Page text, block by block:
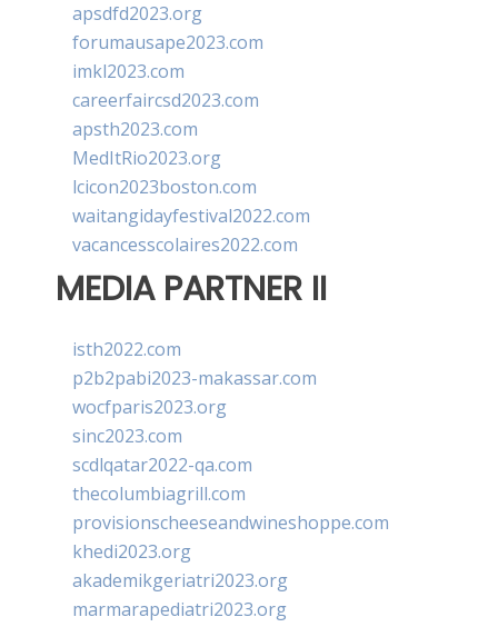
apsdfd2023.org
forumausape2023.com
imkl2023.com
careerfaircsd2023.com
apsth2023.com
MedItRio2023.org
lcicon2023boston.com
waitangidayfestival2022.com
vacancesscolaires2022.com
MEDIA PARTNER II
isth2022.com
p2b2pabi2023-makassar.com
wocfparis2023.org
sinc2023.com
scdlqatar2022-qa.com
thecolumbiagrill.com
provisionscheeseandwineshoppe.com
khedi2023.org
akademikgeriatri2023.org
marmarapediatri2023.org